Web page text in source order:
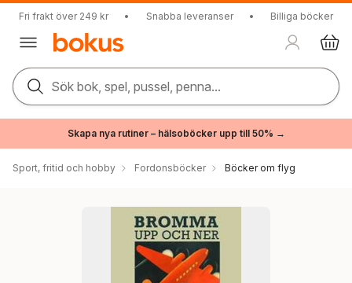
Fri frakt över 249 kr • Snabba leveranser • Billiga böcker
Sök bok, spel, pussel, penna...
Skapa nya rutiner – hälsoböcker upp till 50% →
Sport, fritid och hobby Fordonsböcker Böcker om flyg